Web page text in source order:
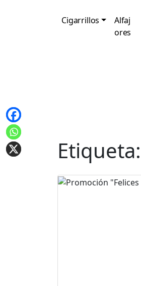
Cigarrillos
Alfaj
ores
Etiqueta: